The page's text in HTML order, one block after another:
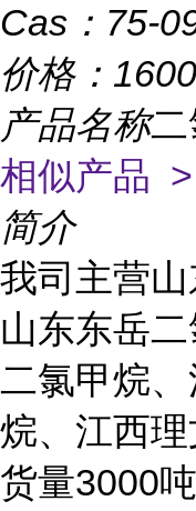
Cas： 75-
价格： 1600
产品名称
相似产品 >
简介
我司主营山
山东东岳
二氯甲烷
烷、江西
货量3000